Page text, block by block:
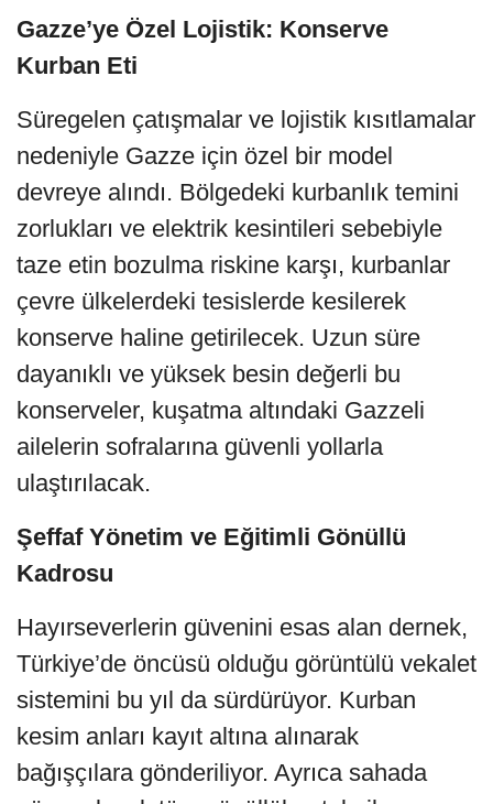
Gazze’ye Özel Lojistik: Konserve
Kurban Eti
Süregelen çatışmalar ve lojistik kısıtlamalar
nedeniyle Gazze için özel bir model
devreye alındı. Bölgedeki kurbanlık temini
zorlukları ve elektrik kesintileri sebebiyle
taze etin bozulma riskine karşı, kurbanlar
çevre ülkelerdeki tesislerde kesilerek
konserve haline getirilecek. Uzun süre
dayanıklı ve yüksek besin değerli bu
konserveler, kuşatma altındaki Gazzeli
ailelerin sofralarına güvenli yollarla
ulaştırılacak.
Şeffaf Yönetim ve Eğitimli Gönüllü
Kadrosu
Hayırseverlerin güvenini esas alan dernek,
Türkiye’de öncüsü olduğu görüntülü vekalet
sistemini bu yıl da sürdürüyor. Kurban
kesim anları kayıt altına alınarak
bağışçılara gönderiliyor. Ayrıca sahada